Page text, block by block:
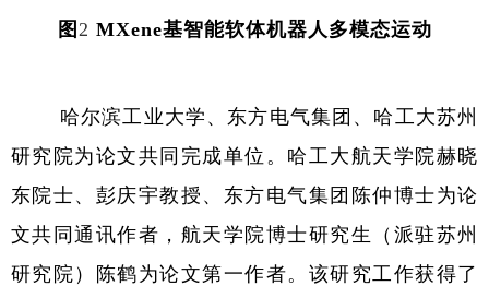
图 2 MXene基智能软体机器人多模态运动
哈尔滨工业大学、东方电气集团、哈工大苏州
研究院为论文共同完成单位。哈工大航天学院赫晓
东院士、彭庆宇教授、东方电气集团陈仲博士为论
文共同通讯作者，航天学院博士研究生（派驻苏州
研究院）陈鹤为论文第一作者。该研究工作获得了